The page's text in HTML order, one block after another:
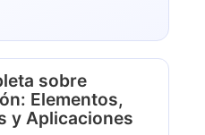
sobre
Elementos,
y Aplicaciones